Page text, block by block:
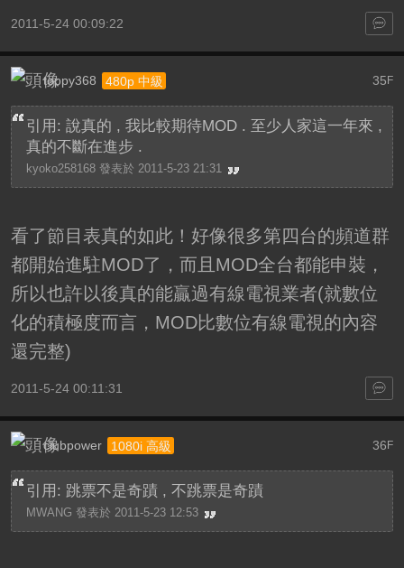
2011-5-24 00:09:22
35 F
toppy368 480p 中級
引用: 說真的 , 我比較期待MOD . 至少人家這一年來 ,
真的不斷在進步 .
kyoko258168 發表於 2011-5-23 21:31
看了節目表真的如此！好像很多第四台的頻道群
都開始進駐MOD了，而且MOD全台都能申裝，
所以也許以後真的能贏過有線電視業者(就數位
化的積極度而言，MOD比數位有線電視的內容
還完整)
2011-5-24 00:11:31
36 F
clubpower 1080i 高級
引用: 跳票不是奇蹟 , 不跳票是奇蹟
MWANG 發表於 2011-5-23 12:53